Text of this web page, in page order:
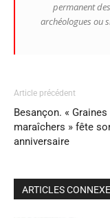
permanent
archéologues ou
Article précédent
Besançon. « Graines
maraîchers » fête
anniversaire
ARTICLES